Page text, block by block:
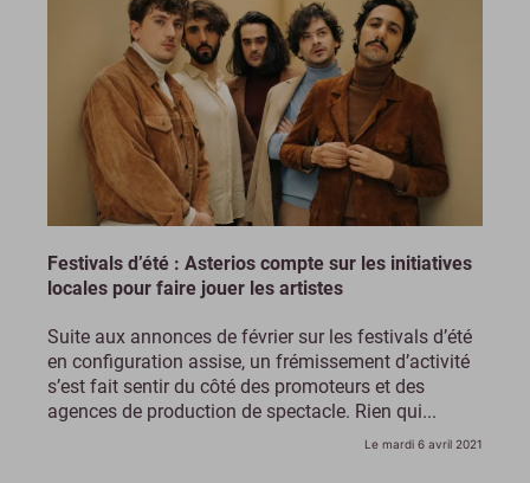
Festivals d’été : Asterios compte sur les initiatives
locales pour faire jouer les artistes
Suite aux annonces de février sur les festivals d’été
en configuration assise, un frémissement d’activité
s’est fait sentir du côté des promoteurs et des
agences de production de spectacle. Rien qui...
Le mardi 6 avril 2021